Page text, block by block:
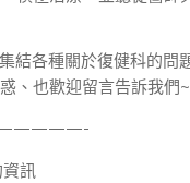
結各種關於復健科的問
、也歡迎留言告訴我們
訊